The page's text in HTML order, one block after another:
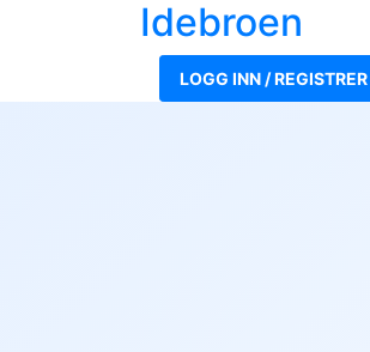
Idebroen
LOGG INN / REGISTRER